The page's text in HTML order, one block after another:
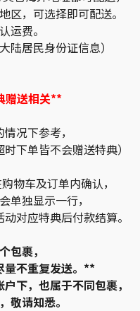
区，可选择即可配送。
运费。
居民身份证信息）
赠送相关**
况下参考，
下单皆不会赠送特典）
物车及订单内确认，
单独显示一行，
对应特典后付款结算。
包裹，
量不重复发送。**
下，也属于不同包裹，
敬请知悉。